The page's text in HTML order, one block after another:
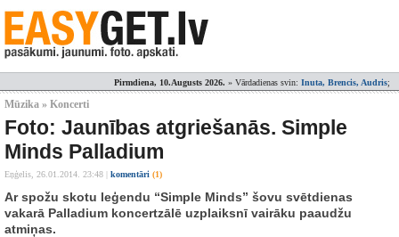
Pirmdiena, 10.Augusts 2026. » Vārdadienas svin: Inuta, Brencis, Audris;
Mūzika » Koncerti
Foto: Jaunības atgriešanās. Simple
Minds Palladium
Eņģelis, 26.01.2014. 23:48 komentāri (1)
Ar spožu skotu leģendu “Simple Minds” šovu svētdienas
vakarā Palladium koncertzālē uzplaiksnī vairāku paaudžu
atmiņas.